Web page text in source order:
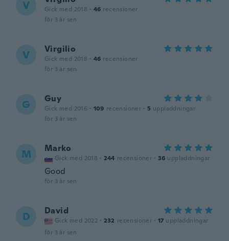
V Gick med 2018 · 46 recensioner
för 3 år sen
V Virgilio
Gick med 2018 · 46 recensioner
för 3 år sen
G Guy
Gick med 2016 · 109 recensioner · 5 uppladdningar
för 3 år sen
M Marko
Gick med 2018 · 244 recensioner · 36 uppladdningar
Good
för 3 år sen
D David
Gick med 2022 · 232 recensioner · 17 uppladdningar
för 3 år sen